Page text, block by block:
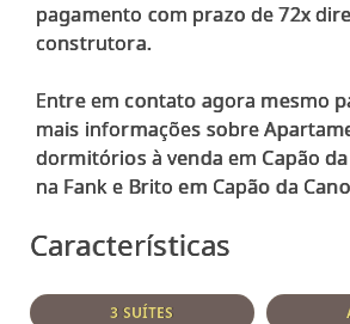
pagamento com prazo de 72x
construtora.
Entre em contato agora mesmo
mais informações sobre
dormitórios à venda em Capão
Características
3 SUÍTES